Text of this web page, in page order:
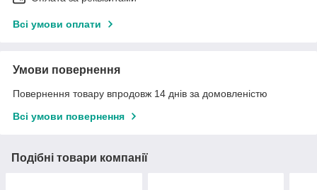
Всі умови оплати
Умови повернення
Повернення товару впродовж 14 днів за домовленістю
Всі умови повернення
Подібні товари компанії